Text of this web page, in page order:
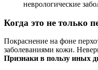
неврологические
Когда это не только
Покраснение на фоне
заболеваниями кожи.
Признаки в пользу иных